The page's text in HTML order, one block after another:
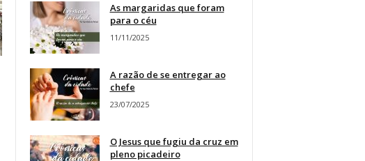
As margaridas que foram
para o céu
11/11/2025
A razão de se entregar ao
chefe
23/07/2025
O Jesus que fugiu da cruz em
pleno picadeiro